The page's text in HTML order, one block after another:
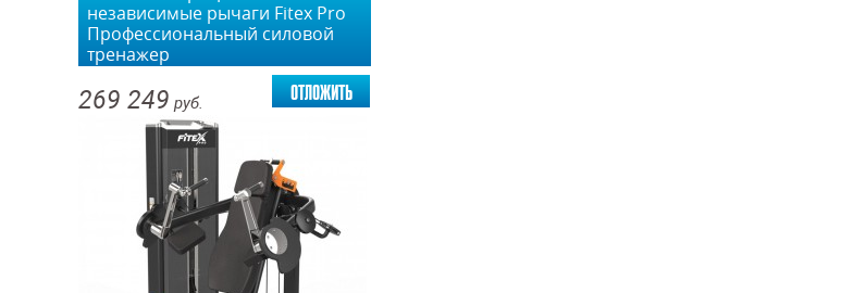
независимые рычаги Fitex Pro
Профессиональный силовой
тренажер
269 249 руб. отложить